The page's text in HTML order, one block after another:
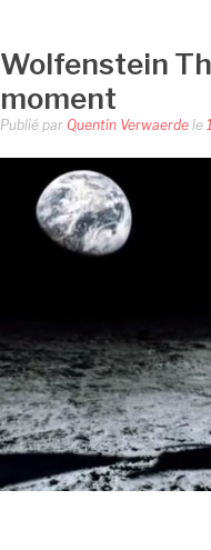
Wolfenstein
moment
Publié par Quentin Verwaerde le